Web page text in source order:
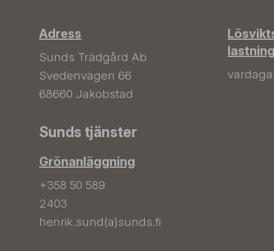
Adress
Sunds Trädgård Ab
Svedenvägen 66
68660 Jakobstad
Sunds tjänster
Grönanläggning
+358 50 589
2403
henrik.sund(a)sunds.fi